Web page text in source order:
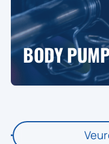
BODY PUMP